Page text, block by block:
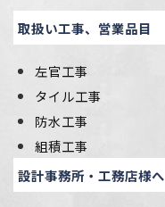
取扱い工事、営業品目
左官工事
タイル工事
防水工事
組積工事
設計事務所・工務店様へ